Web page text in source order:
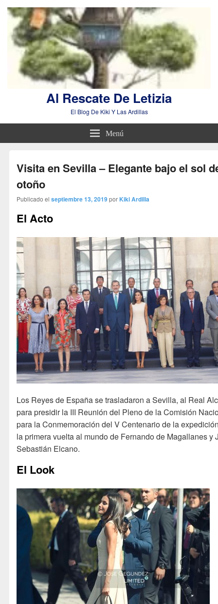
Al Rescate De Letizia
El Blog De Kiki Y Las Ardillas
Menú
Visita en Sevilla – Elegante bajo el sol
otoño
Publicado el septiembre 13, 2019por Kiki Ardilla
El Acto
Los Reyes de España se trasladaron a Sevilla, al Real
para presidir la III Reunión del Pleno de la Comisión
para la Conmemoración del V Centenario de la
la primera vuelta al mundo de Fernando de Magallanes y
Sebastián Elcano.
El Look